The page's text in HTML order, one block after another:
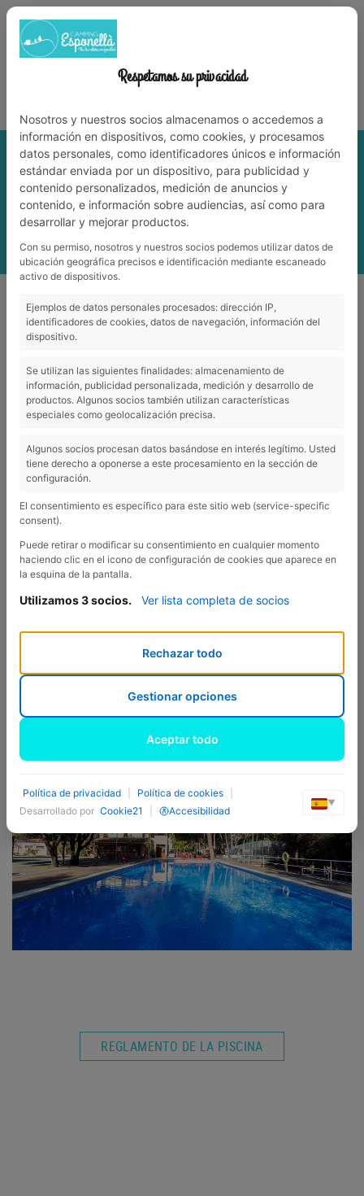
972 59 70 74
WERK MET ONS
Leve de natuur met familie!
DE ZWEMBADEN
De zwembaden
De zwembaden van de camping sijn de favorieten van
het familiaal toerisme. Twee verwarmde zwembaden –
één voor kinderen en het andere voor iedereen – zijn
een welkomstgeschenk gedurende het hele jaar (worden
alleen in de winter verwarmd), zoals ook het grote
openluchtbad om zich te verfrissen gedurende de
zomer.
*Voor meer informatie over de open dagen van het
buitenzwembad kunt u terecht bij de receptie.
REGLAMENTO DE LA PISCINA
Respetamos su privacidad
Nosotros y nuestros socios almacenamos o accedemos a
información en dispositivos, como cookies, y procesamos
datos personales, como identificadores únicos e información
estándar enviada por un dispositivo, para publicidad y
contenido personalizados, medición de anuncios y
contenido, e información sobre audiencias, así como para
desarrollar y mejorar productos.
Con su permiso, nosotros y nuestros socios podemos utilizar datos de
ubicación geográfica precisos e identificación mediante escaneado
activo de dispositivos.
Ejemplos de datos personales procesados: dirección IP,
identificadores de cookies, datos de navegación, información del
dispositivo.
Se utilizan las siguientes finalidades: almacenamiento de
información, publicidad personalizada, medición y desarrollo de
productos. Algunos socios también utilizan características
especiales como geolocalización precisa.
Algunos socios procesan datos basándose en interés legítimo. Usted
tiene derecho a oponerse a este procesamiento en la sección de
configuración.
El consentimiento es específico para este sitio web (service-specific
consent).
Puede retirar o modificar su consentimiento en cualquier momento
haciendo clic en el icono de configuración de cookies que aparece en
la esquina de la pantalla.
Utilizamos 3 socios. Ver lista completa de socios
Rechazar todo
Gestionar opciones
Aceptar todo
Política de privacidad Política de cookies
Desarrollado por Cookie21 Accesibilidad
▼